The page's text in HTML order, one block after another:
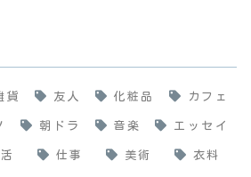
貨 友人 化粧品 カフェ
朝ドラ 音楽 エッセイ
仕事 美術 衣料